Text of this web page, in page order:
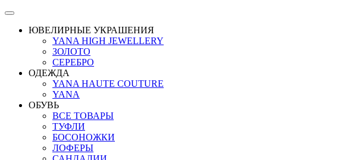
ЮВЕЛИРНЫЕ УКРАШЕНИЯ
YANA HIGH JEWELLERY
ЗОЛОТО
СЕРЕБРО
ОДЕЖДА
YANA HAUTE COUTURE
YANA
ОБУВЬ
ВСЕ ТОВАРЫ
ТУФЛИ
БОСОНОЖКИ
ЛОФЕРЫ